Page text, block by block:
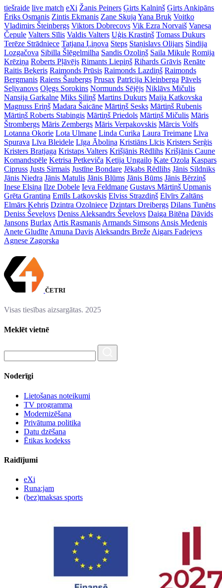
tiešraide live match eXi Žanis Peiners Ģirts Kalniņš Ģirts Ankipāns
Ēriks Osmanis Zintis Ekmanis Zane Skuja Yana Bruk Voitko
Vladimirs Šteinbergs Viktors Dobrecovs Vik Ezra Norvaiš Vanesa
Čepule Valters Sīlis Valdis Valters Uģis Krastiņš Tomass Dukurs
Terēze Strādniece Tatjana Ļiņova Steps Staņislavs Olijars Sindija
Lozgačova Sibilla Šlēgelmilha Sandis Ozoliņš Saila Mikule Romija
Krēziņa Roberts Pļāvējs Rimants Liepiņš Rihards Grāvis Renāte
Raitis Beķeris Raimonds Prūsis Raimonds Lazdiņš Raimonds
Bergmanis Raiens Šaubergs Prusax Patrīcija Kleinberga Pāvels
Seļivanovs Oļegs Sorokins Normunds Sējējs Niklāvs Mičulis
Nansija Garkalne Miks Siliņš Martins Dukurs Maija Katkovska
Magnuss Eriņš Madara Šaicāne Mārtiņš Sesks Mārtiņš Rubenis
Mārtiņš Roberts Stabingis Mārtiņš Priedols Mārtiņš Mičulis Māris
Štrombergs Māris Zembergs Māris Verpakovskis Mārcis Volfs
Lotanna Okorie Lota Ulmane Linda Curika Laura Treimane Līva
Spurava Līva Bleidele Līga Āboliņa Kristiāns Līcis Kristers Serģis
Kristers Bratjaga Kristaps Valters Krišjānis Rēdlihs Krišjānis Caune
Komandspēle Ketrisa Petkeviča Ketija Ungailo Kate Ozola Kaspars
Cipruss Justs Sirmais Justīne Bondare Jēkabs Rēdlihs Jānis Sildniks
Jānis Niedra Jānis Matulis Jānis Blūms Jānis Būms Jānis Bērziņš
Inese Elsiņa Ilze Dobele Ieva Feldmane Gustavs Mārtiņš Upmanis
Grēta Grantiņa Emīls Latkovskis Elviss Strazdiņš Elvīrs Zaltāns
Elmārs Kehris Dzintra Ozolniece Dzintars Dreibergs Dilans Tunēns
Deniss Ševeļovs Deniss Aleksandrs Ševeļovs Daiga Bitēna Dāvids
Jansons Burlax Artis Rasmanis Armands Simsons Ansis Medenis
Anete Gludīte Amuna Davis Aleksandrs Breže Aigars Fadejevs
Agnese Zagorska
ČETRI
Visas tiesības aizsargātas. 2025
Meklēt vietnē
Noderīgi
Lietošanas noteikumi
TV programma
Modernizēšana
Privātuma politika
Datu dzēšana
Ētikas kodekss
Raidījumi
eXi
Runa:jam
(bez)maksas sports